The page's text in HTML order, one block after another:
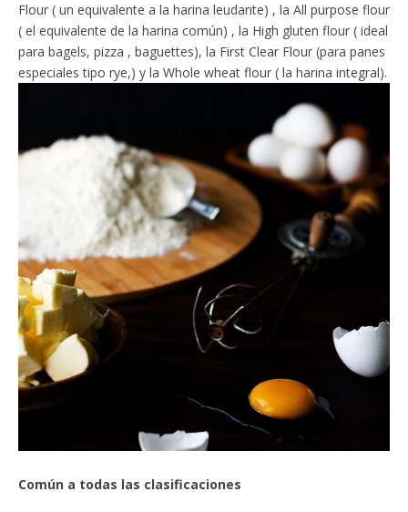
Flour ( un equivalente a la harina leudante) , la All purpose flour
( el equivalente de la harina común) , la High gluten flour ( ideal
para bagels, pizza , baguettes), la First Clear Flour (para panes
especiales tipo rye,) y la Whole wheat flour ( la harina integral).
Común a todas las clasificaciones